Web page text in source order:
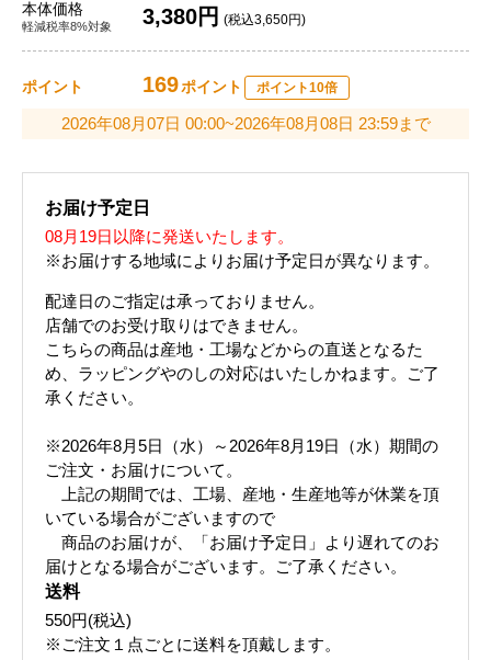
本体価格
軽減税率8%対象 3,380円 (税込3,650円)
ポイント 169ポイント ポイント10倍
2026年08月07日 00:00~2026年08月08日 23:59まで
お届け予定日
08月19日以降に発送いたします。
※お届けする地域によりお届け予定日が異なります。
配達日のご指定は承っておりません。
店舗でのお受け取りはできません。
こちらの商品は産地・工場などからの直送となるた
め、ラッピングやのしの対応はいたしかねます。ご了
承ください。
※2026年8月5日（水）～2026年8月19日（水）期間の
ご注文・お届けについて。
上記の期間では、工場、産地・生産地等が休業を頂
いている場合がございますので
商品のお届けが、「お届け予定日」より遅れてのお
届けとなる場合がございます。ご了承ください。
送料
550円(税込)
※ご注文１点ごとに送料を頂戴します。